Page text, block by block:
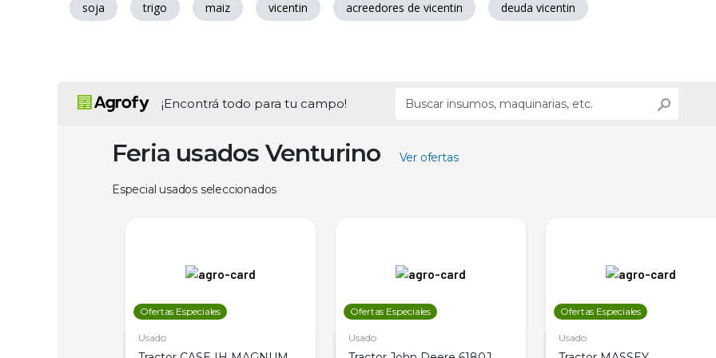
soja trigo maiz vicentin acreedores de vicentin deuda vicentin
¡Encontrá todo para tu campo!
Feria usados Venturino Ver ofertas
Especial usados seleccionados
Ofertas Especiales
Usado
Ofertas Especiales
Usado
Ofertas Especiales
Usado